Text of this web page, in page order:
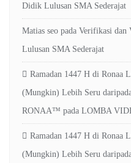
Didik Lulusan SMA Sederajat
Matias seo pada Verifikasi dan
Lulusan SMA Sederajat
Ramadan 1447 H di Ronaa
(Mungkin) Lebih Seru
RONAA™ pada LOMBA
Ramadan 1447 H di Ronaa
(Mungkin) Lebih Seru